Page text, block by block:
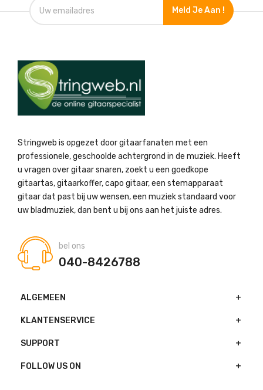
Meld Je Aan !
Stringweb is opgezet door gitaarfanaten met een
professionele, geschoolde achtergrond in de muziek. Heeft
u vragen over gitaar snaren, zoekt u een goedkope
gitaartas, gitaarkoffer, capo gitaar, een stemapparaat
gitaar dat past bij uw wensen, een muziek standaard voor
uw bladmuziek, dan bent u bij ons aan het juiste adres.
bel ons
040-8426788
ALGEMEEN
KLANTENSERVICE
SUPPORT
FOLLOW US ON